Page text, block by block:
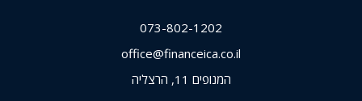
073-802-1202
office@financeica.co.il
המנופים 11, הרצליה